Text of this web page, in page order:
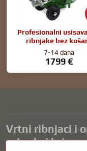
Profesionalni
ribnjake bez
7-14 dana
1799 €
Vrtni ribnjaci i
prirode i brige